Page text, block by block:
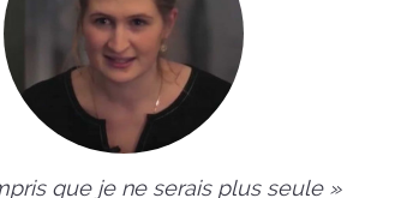
que je ne serais plus seule »